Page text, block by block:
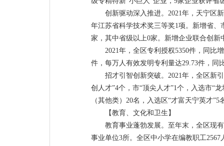
创新驱动深入推进。2021年，天宁区
年江苏省科学技术奖三等奖1项。新增省
家，其中省级以上0家。新增企业联合创
2021年，全区专利授权5350件，同比
件，每万人有效发明专利量达29.73件，同
招才引智创新突破。2021年，全区新
创人才”4个，市“顶尖人才”1个，入选市“
（其他类）20名，入选区“才富天宁英才
【教育、文化和卫生】
教育事业蓬勃发展。至年末，全区现
事业单位3所。全区中小学在编教职工